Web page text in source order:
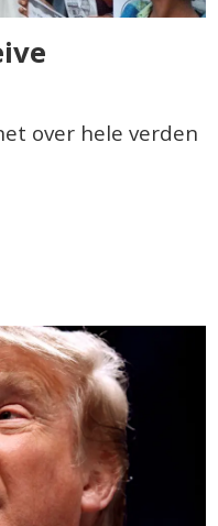
over hele verden